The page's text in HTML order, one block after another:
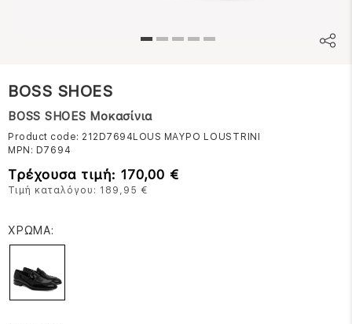
BOSS SHOES
BOSS SHOES Μοκασίνια
Product code: 212D7694LOUS ΜΑΥΡΟ LOUSTRINI
MPN: D7694
Τρέχουσα τιμή: 170,00 €
Τιμή καταλόγου: 189,95 €
ΧΡΩΜΑ: